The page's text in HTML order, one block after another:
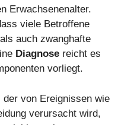
Erwachsenenalter.
viele Betroffene
auch zwanghafte
Diagnose reicht es
vorliegt.
der von Ereignissen wie
verursacht wird,